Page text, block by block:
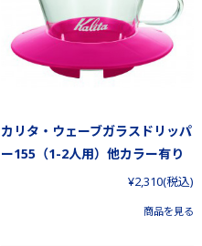
カリタ・ウェーブガラスドリッパ
ー155（1-2人用）他カラー有り
¥2,310(税込)
商品を見る